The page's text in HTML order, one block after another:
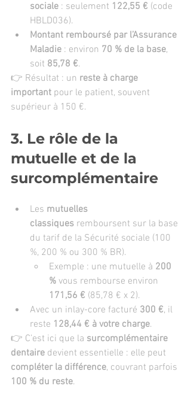
sociale : seulement 122,55 € (code
HBLD036).
Montant remboursé par l’Assurance
Maladie : environ 70 % de la base,
soit 85,78 €.
👉 Résultat : un reste à charge
important pour le patient, souvent
supérieur à 150 €.
3. Le rôle de la
mutuelle et de la
surcomplémentaire
Les mutuelles
classiques remboursent sur la base
du tarif de la Sécurité sociale (100
%, 200 % ou 300 % BR).
Exemple : une mutuelle à 200
% vous rembourse environ
171,56 € (85,78 € x 2).
Avec un inlay-core facturé 300 €, il
reste 128,44 € à votre charge.
👉 C’est ici que la surcomplémentaire
dentaire devient essentielle : elle peut
compléter la différence, couvrant parfois
100 % du reste.